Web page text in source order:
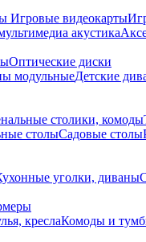
Игровые видеокарты
акустика
Оптические диски
модульныеДетские
столики, комоды
столыСадовые столы
уголки, диваны
креслаКомоды и